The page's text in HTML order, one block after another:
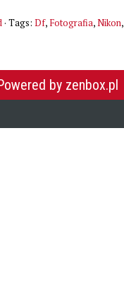
· Tags: Df, Fotografia,Nikon,
by zenbox.pl